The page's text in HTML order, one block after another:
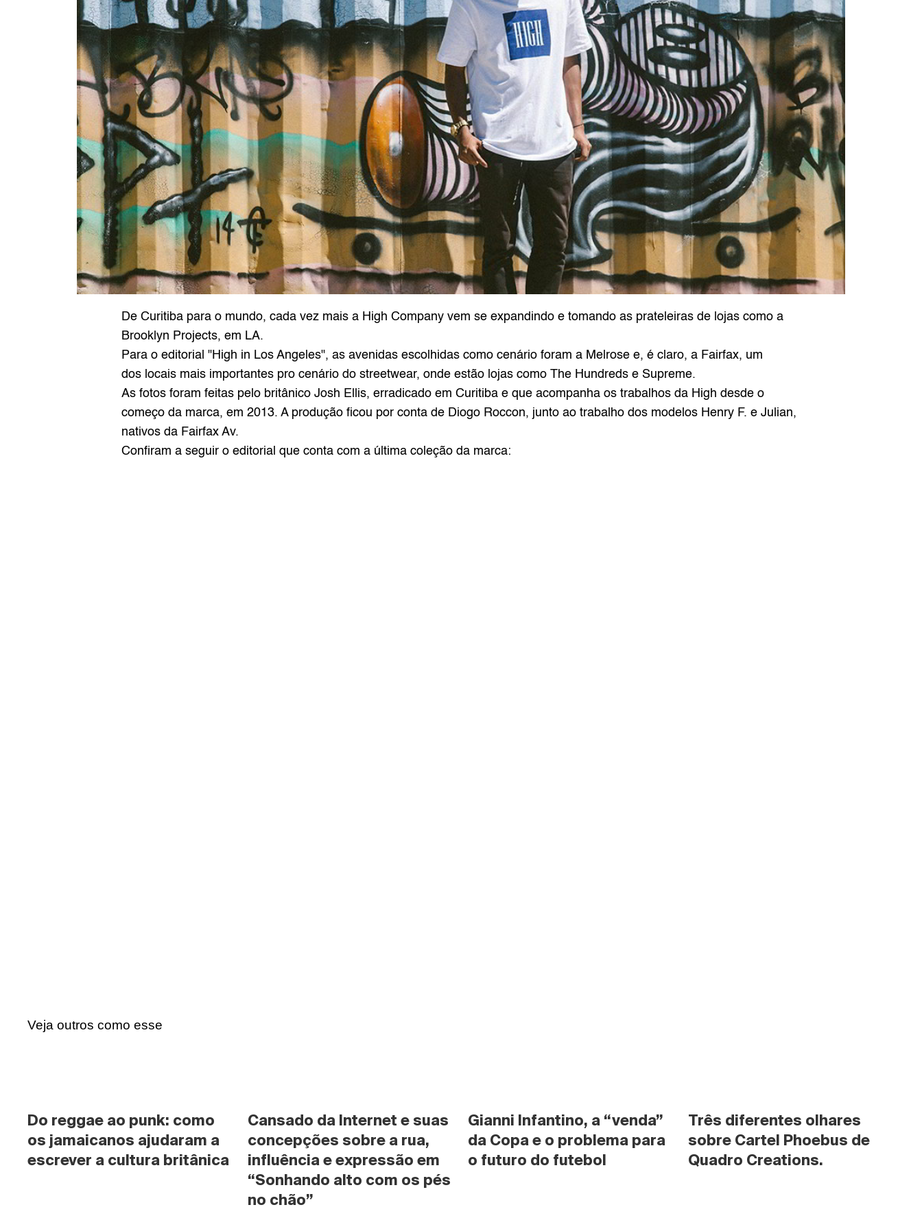
De Curitiba para o mundo, cada vez mais a High Company
Brooklyn Projects, em LA.
Para o editorial "High in Los Angeles", as avenidas escolhidas como cenário foram a Melrose e, é claro, a Fairfax, um
dos locais mais importantes pro cenário do streetwear, onde estão lojas como The Hundreds e Supreme.
As fotos foram feitas pelo britânico Josh Ellis, erradicado em Curitiba e que acompanha os trabalhos da High desde o
começo da marca, em 2013. A produção ficou por conta de Diogo Roccon, junto ao trabalho dos modelos Henry F. e Julian,
nativos da Fairfax Av.
Confiram a seguir o editorial que conta com a última coleção da marca:
Veja outros como esse
Do reggae ao punk: como
os jamaicanos ajudaram a
escrever a cultura britânica
Cansado da Internet e suas
concepções sobre a rua,
influência e expressão em
“Sonhando alto com os pés
no chão”
Gianni Infantino, a “venda”
da Copa e o problema para
o futuro do futebol
Três diferentes olhares
sobre Cartel Phoebus de
Quadro Creations.